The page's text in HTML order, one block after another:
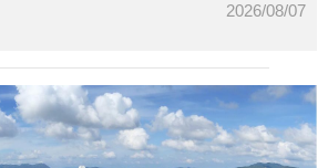
2026/08/07